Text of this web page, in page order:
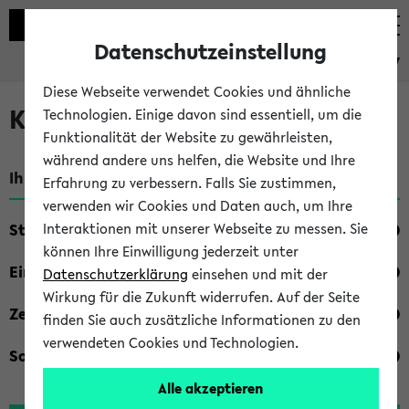
eKVV
Kombisuche im eKVV
Ihre Suchkriterien:
Studienfach
Einrichtung
Zeiten
Sonstiges
Datenschutzeinstellung
Diese Webseite verwendet Cookies und ähnliche
Technologien. Einige davon sind essentiell, um die
Funktionalität der Website zu gewährleisten,
während andere uns helfen, die Website und Ihre
Erfahrung zu verbessern. Falls Sie zustimmen,
verwenden wir Cookies und Daten auch, um Ihre
Interaktionen mit unserer Webseite zu messen. Sie
können Ihre Einwilligung jederzeit unter
Datenschutzerklärung einsehen und mit der
Wirkung für die Zukunft widerrufen. Auf der Seite
finden Sie auch zusätzliche Informationen zu den
verwendeten Cookies und Technologien.
Alle akzeptieren